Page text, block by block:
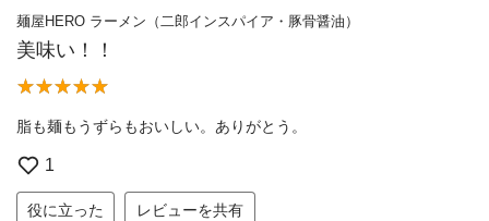
麺屋HERO ラーメン（二郎インスパイア・豚骨醤油）
美味い！！
脂も麺もうずらもおいしい。ありがとう。
1
役に立った レビューを共有